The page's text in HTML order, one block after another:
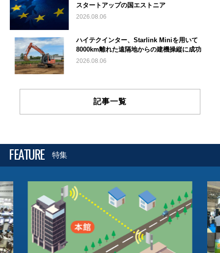
スタートアップの国エストニア
2026.08.06
ハイテクインター、Starlink Miniを用いて
8000km離れた遠隔地からの建機操縦に成功
2026.08.06
記事一覧
FEATURE 特集